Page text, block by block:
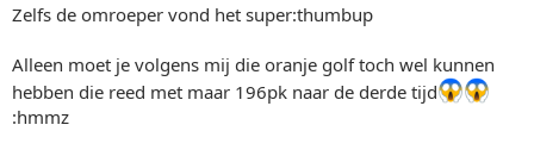
Zelfs de omroeper vond het super:thumbup
Alleen moet je volgens mij die oranje golf toch wel kunnen
hebben die reed met maar 196pk naar de derde tijd
:hmmz